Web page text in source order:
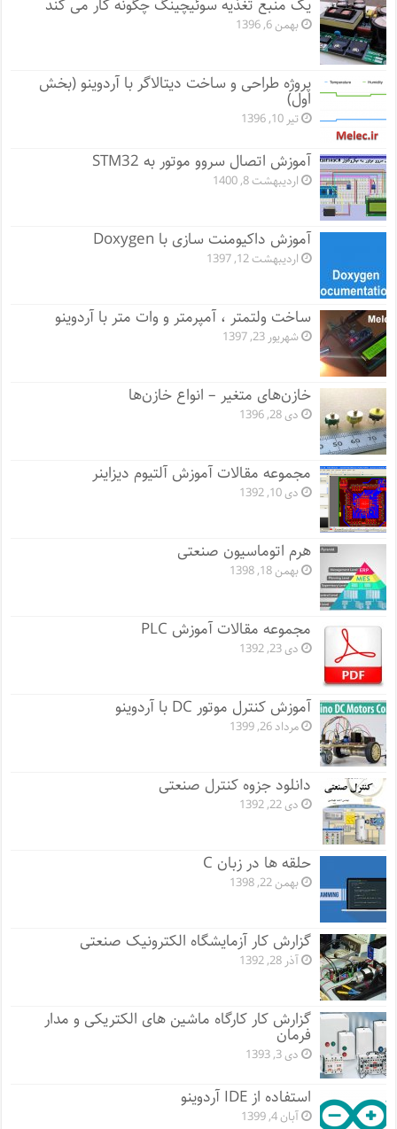
یک منبع تغذیه سوئیچینگ چگونه کار می کند
بهمن 6, 1396
پروژه طراحی و ساخت دیتالاگر با آردوینو (بخش
اول)
تیر 10, 1396
آموزش اتصال سروو موتور به STM32
اردیبهشت 8, 1400
آموزش داکیومنت سازی با Doxygen
اردیبهشت 12, 1397
ساخت ولتمتر ، آمپرمتر و وات متر با آردوینو
شهریور 23, 1397
خازن‌های متغیر – انواع خازن‌ها
دی 28, 1396
مجموعه مقالات آموزش آلتیوم دیزاینر
دی 10, 1392
هرم اتوماسیون صنعتی
بهمن 18, 1398
مجموعه مقالات آموزش PLC
دی 23, 1392
آموزش کنترل موتور DC با آردوینو
مرداد 26, 1399
دانلود جزوه کنترل صنعتی
دی 22, 1392
حلقه ها در زبان C
بهمن 22, 1398
گزارش کار آزمایشگاه الکترونیک صنعتی
آذر 28, 1392
گزارش کار کارگاه ماشین های الکتریکی و مدار
فرمان
دی 3, 1393
استفاده از IDE آردوینو
آبان 4, 1399